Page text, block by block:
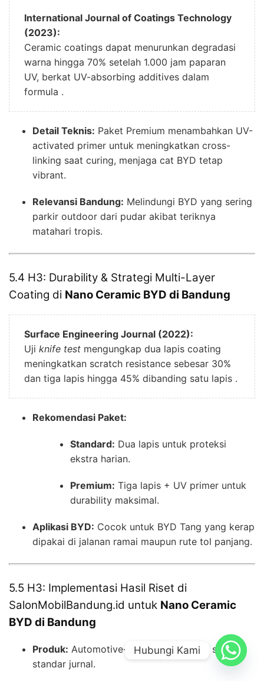
International Journal of Coatings Technology
(2023):
Ceramic coatings dapat menurunkan degradasi
warna hingga 70% setelah 1.000 jam paparan
UV, berkat UV-absorbing additives dalam
formula .
Detail Teknis: Paket Premium menambahkan UV-
activated primer untuk meningkatkan cross-
linking saat curing, menjaga cat BYD tetap
vibrant.
Relevansi Bandung: Melindungi BYD yang sering
parkir outdoor dari pudar akibat teriknya
matahari tropis.
5.4 H3: Durability & Strategi Multi-Layer
Coating di Nano Ceramic BYD di Bandung
Surface Engineering Journal (2022):
Uji knife test mengungkap dua lapis coating
meningkatkan scratch resistance sebesar 30%
dan tiga lapis hingga 45% dibanding satu lapis .
Rekomendasi Paket:
Standard: Dua lapis untuk proteksi
ekstra harian.
Premium: Tiga lapis + UV primer untuk
durability maksimal.
Aplikasi BYD: Cocok untuk BYD Tang yang kerap
dipakai di jalanan ramai maupun rute tol panjang.
5.5 H3: Implementasi Hasil Riset di
SalonMobilBandung.id untuk Nano Ceramic
BYD di Bandung
Produk: Automotive-grade SiO₂ ≥ 70%, sesuai
standar jurnal.
Hubungi Kami